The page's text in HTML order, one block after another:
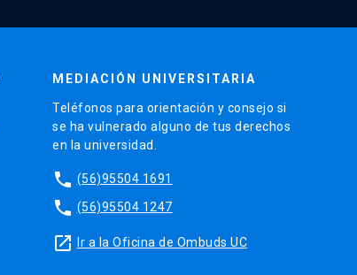
MEDIACIÓN UNIVERSITARIA
Teléfonos para orientación y consejo si
se ha vulnerado alguno de tus derechos
en la universidad.
phone (56)95504 1691
phone (56)95504 1247
launch Ir a la Oficina de Ombuds UC